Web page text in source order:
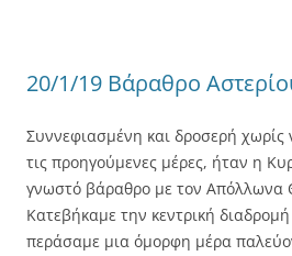
20/1/19 Βάραθρο
Συννεφιασμένη και δροσερή χωρίς
τις προηγούμενες μέρες, ήταν η
γνωστό βάραθρο με τον Απόλλωνα
Κατεβήκαμε την κεντρική διαδρομή
περάσαμε μια όμορφη μέρα